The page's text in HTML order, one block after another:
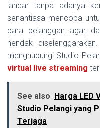
lancar tanpa adanya
senantiasa mencoba
para pelanggan agar
hendak
menghubungi Studio
virtual live streaming
See also Harga LED
Studio Pelangi yang
Terjaga